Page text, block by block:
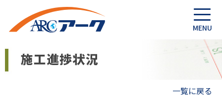
一覧に戻る